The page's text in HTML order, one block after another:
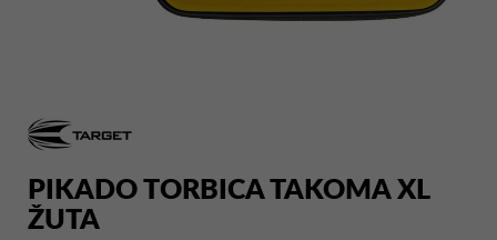
PIKADO TORBICA TAKOMA XL
ŽUTA